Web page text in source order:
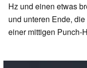
Hz und einen etwas
und unteren Ende,
einer mittigen Punch-